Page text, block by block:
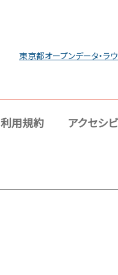
東京都オープンデータ・ラ
利用規約 アクセシ